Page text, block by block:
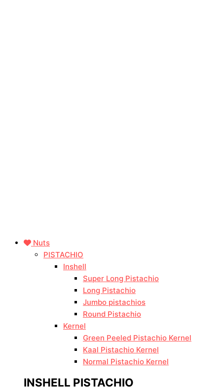
Nuts
PISTACHIO
Inshell
Super Long Pistachio
Long Pistachio
Jumbo pistachios
Round Pistachio
Kernel
Green Peeled Pistachio Kernel
Kaal Pistachio Kernel
Normal Pistachio Kernel
INSHELL PISTACHIO